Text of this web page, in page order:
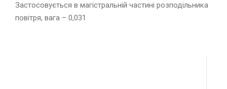
Застосовується в магістральній частині розподільника
повітря, вага – 0,031